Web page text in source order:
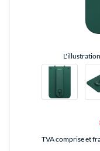
TVA comprise et